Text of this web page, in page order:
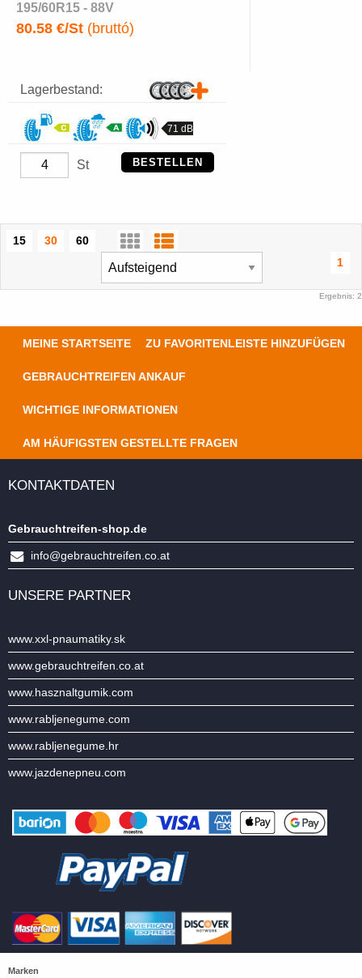
195/60R15 - 88V
80.58 €/St (bruttó)
Lagerbestand:
71 dB
St BESTELLEN
15 30
60
1
Ergebnis: 2
MEINE STARTSEITE ZU FAVORITENLEISTE HINZUFÜGEN
GEBRAUCHTREIFEN ANKAUF
WICHTIGE INFORMATIONEN
AM HÄUFIGSTEN GESTELLTE FRAGEN
KONTAKTDATEN
Gebrauchtreifen-shop.de
info@gebrauchtreifen.co.at
UNSERE PARTNER
www.xxl-pnaumatiky.sk
www.gebrauchtreifen.co.at
www.hasznaltgumik.com
www.rabljenegume.com
www.rabljenegume.hr
www.jazdenepneu.com
Marken